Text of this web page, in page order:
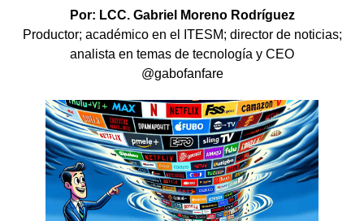
Por: LCC. Gabriel Moreno Rodríguez
Productor; académico en el ITESM; director de noticias;
analista en temas de tecnología y CEO
@gabofanfare